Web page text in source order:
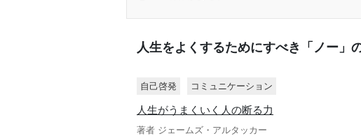
人生をよくするためにすべき「ノー」
自己啓発 コミュニケーション
人生がうまくいく人の断る力
著者 ジェームズ・アルタッカー